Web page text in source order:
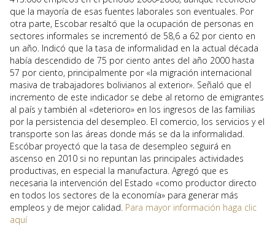
que la mayoría de esas fuentes laborales son eventuales. Por
otra parte, Escobar resaltó que la ocupación de personas en
sectores informales se incrementó de 58,6 a 62 por ciento en
un año. Indicó que la tasa de informalidad en la actual década
había descendido de 75 por ciento antes del año 2000 hasta
57 por ciento, principalmente por «la migración internacional
masiva de trabajadores bolivianos al exterior». Señaló que el
incremento de este indicador se debe al retorno de emigrantes
al país y también al «deterioro» en los ingresos de las familias
por la persistencia del desempleo. El comercio, los servicios y el
transporte son las áreas donde más se da la informalidad.
Escóbar proyectó que la tasa de desempleo seguirá en
ascenso en 2010 si no repuntan las principales actividades
productivas, en especial la manufactura. Agregó que es
necesaria la intervención del Estado «como productor directo
en todos los sectores de la economía» para generar más
empleos y de mejor calidad. Para mayor información haga clic
aquí